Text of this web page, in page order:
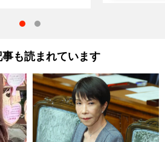
事も読まれています